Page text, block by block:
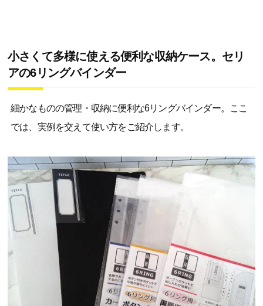
小さくて多様に使える便利な収納ケース。セリ
アの6リングバインダー
細かなものの管理・収納に便利な6リングバインダー。ここ
では、実例を交えて使い方をご紹介します。